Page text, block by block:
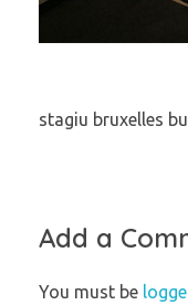
stagiu bruxelles
Add a
You must be